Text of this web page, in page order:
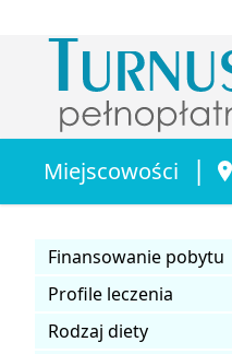
Miejscowości |
Finansowanie pobytu
Profile leczenia
Rodzaj diety